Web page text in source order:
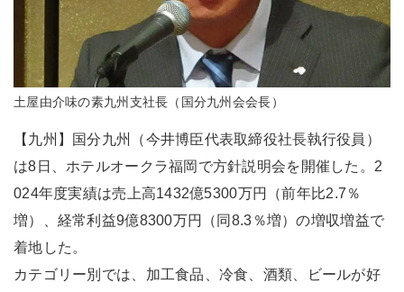
土屋由介味の素九州支社長（国分九州会会長）
【九州】国分九州（今井博臣代表取締役社長執行役員）
は8日、ホテルオークラ福岡で方針説明会を開催した。2
024年度実績は売上高1432億5300万円（前年比2.7％
増）、経常利益9億8300万円（同8.3％増）の増収増益で
着地した。
カテゴリー別では、加工食品、冷食、酒類、ビールが好